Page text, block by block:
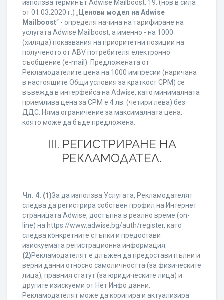
използва терминът Adwise Mailboost. 19. (нов в сила
от 01.03.2020 г.) „ Ценови модел на Adwise
Mailboost“ - определя начина на тарифиране на
услугата Adwise Mailboost, а именно - на 1000
(хиляда) показвания на приоритетни позиции на
полученото от ABV потребителя електронно
съобщение (e-mail). Предложената от
Рекламодателите цена на 1000 импресии (наричана
в настоящите Общи условия за краткост CPM) се
въвежда в интерфейса на Adwise, като минималната
приемлива цена за CPM е 4 лв. (четири лева) без
ДДС. Няма ограничение за максималната цена,
която може да бъде предложена.
ІІІ. РЕГИСТРИРАНЕ НА
РЕКЛАМОДАТЕЛ.
Чл. 4. (1)За да използва Услугата, Рекламодателят
следва да регистрира собствен профил на Интернет
страницата Adwise, достъпна в реално време (on-
line) на https://www.adwise.bg/auth/register, като
следва конкретните стъпки и предостави
изискуемата регистрационна информация.
(2)Рекламодателят е длъжен да предостави пълни и
верни данни относно самоличността (за физическите
лица), правния статут (за юридическите лица) и
другите изискуеми от Нет Инфо данни.
Рекламодателят може да коригира и актуализира